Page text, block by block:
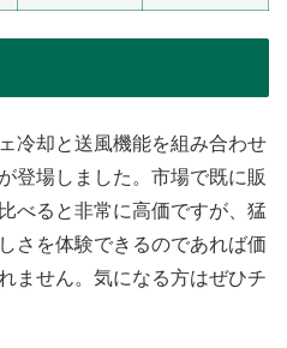
冷却と送風機能を組み合わせ
登場しました。市場で既に販
べると非常に高価ですが、猛
さを体験できるのであれば価
ません。気になる方はぜひチ